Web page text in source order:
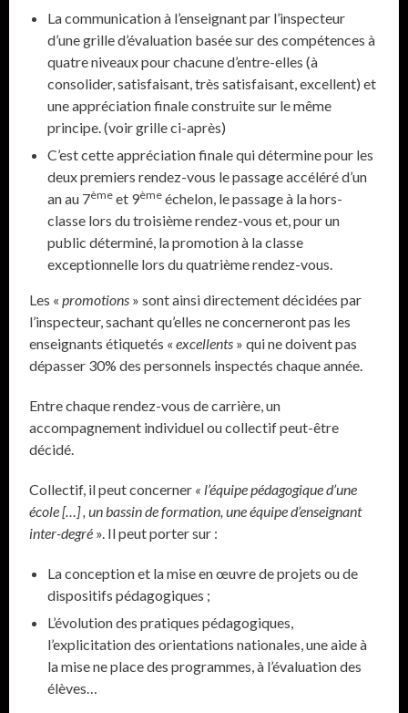
La communication à l’enseignant par l’inspecteur
d’une grille d’évaluation basée sur des compétences à
quatre niveaux pour chacune d’entre-elles (à
consolider, satisfaisant, très satisfaisant, excellent) et
une appréciation finale construite sur le même
principe. (voir grille ci-après)
C’est cette appréciation finale qui détermine pour les
deux premiers rendez-vous le passage accéléré d’un
an au 7ème et 9ème échelon, le passage à la hors-
classe lors du troisième rendez-vous et, pour un
public déterminé, la promotion à la classe
exceptionnelle lors du quatrième rendez-vous.
Les «promotions » sont ainsi directement décidées par
l’inspecteur, sachant qu’elles ne concerneront pas les
enseignants étiquetés «excellents » qui ne doivent pas
dépasser 30% des personnels inspectés chaque année.
Entre chaque rendez-vous de carrière, un
accompagnement individuel ou collectif peut-être
décidé.
Collectif, il peut concerner « l’équipe pédagogique d’une
école […] , un bassin de formation, une équipe d’enseignant
inter-degré ». Il peut porter sur :
La conception et la mise en œuvre de projets ou de
dispositifs pédagogiques ;
L’évolution des pratiques pédagogiques,
l’explicitation des orientations nationales, une aide à
la mise ne place des programmes, à l’évaluation des
élèves…